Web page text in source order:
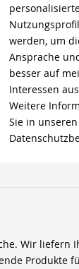
werden, um
Ansprache
besser auf
Interessen
Weitere
Sie in unseren
Wir liefern
Produkte